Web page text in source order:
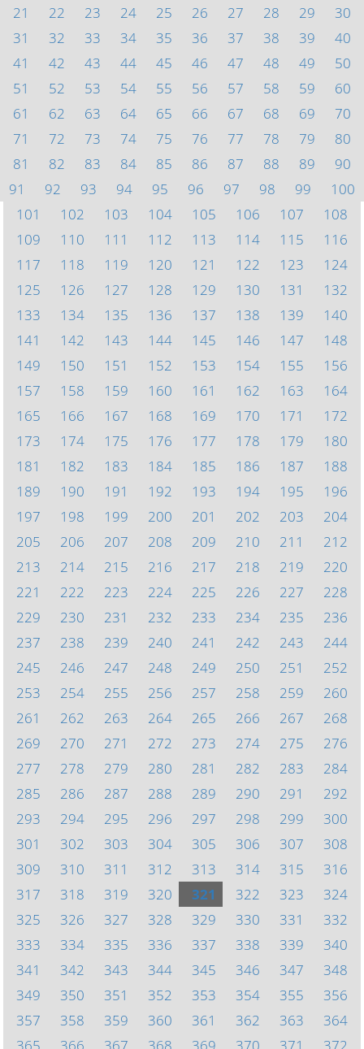
21
22 23 24 25 26 27 28 29
30
31
32 33 34 35 36 37 38 39
40
41
42 43 44 45 46 47 48 49
50
51
52 53 54 55 56 57 58 59
60
61
62 63 64 65 66 67 68 69
70
71
72 73 74 75 76 77 78 79
80
81
82 83 84 85 86 87 88 89
90
91
92 93 94 95 96 97 98 99
100
101
102 103 104 105 106 107
108
109
110 111 112 113 114 115
116
117
118 119 120 121 122 123
124
125
126 127 128 129 130 131
132
133
134 135 136 137 138 139
140
141
142 143 144 145 146 147
148
149
150 151 152 153 154 155
156
157
158 159 160 161 162 163
164
165
166 167 168 169 170 171
172
173
174 175 176 177 178 179
180
181
182 183 184 185 186 187
188
189
190 191 192 193 194 195
196
197
198 199 200 201 202 203
204
205
206 207 208 209 210 211
212
213
214 215 216 217 218 219
220
221
222 223 224 225 226 227
228
229
230 231 232 233 234 235
236
237
238 239 240 241 242 243
244
245
246 247 248 249 250 251
252
253
254 255 256 257 258 259
260
261
262 263 264 265 266 267
268
269
270 271 272 273 274 275
276
277
278 279 280 281 282 283
284
285
286 287 288 289 290 291
292
293
294 295 296 297 298 299
300
301
302 303 304 305 306 307
308
309
310 311 312 313 314 315
316
317
318 319 320 321 322 323
324
325
326 327 328 329 330 331
332
333
334 335 336 337 338 339
340
341
342 343 344 345 346 347
348
349
350 351 352 353 354 355
356
357
358 359 360 361 362 363
364